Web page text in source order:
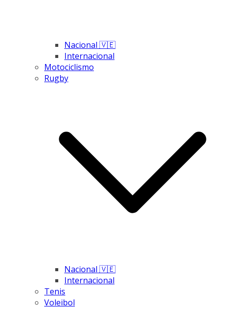
Nacional 🇻🇪
Internacional
Motociclismo
Rugby
Nacional 🇻🇪
Internacional
Tenis
Voleibol